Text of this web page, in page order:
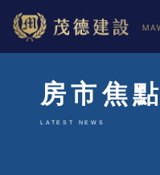
房市焦點
LATEST NEWS